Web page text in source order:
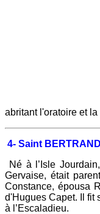
Le
abritant l'oratoire et
4- Saint BERTRAND
Né à l’Isle
Gervaise, était
Constance, épousa
d'Hugues Capet. Il fit
à l’Escaladieu.